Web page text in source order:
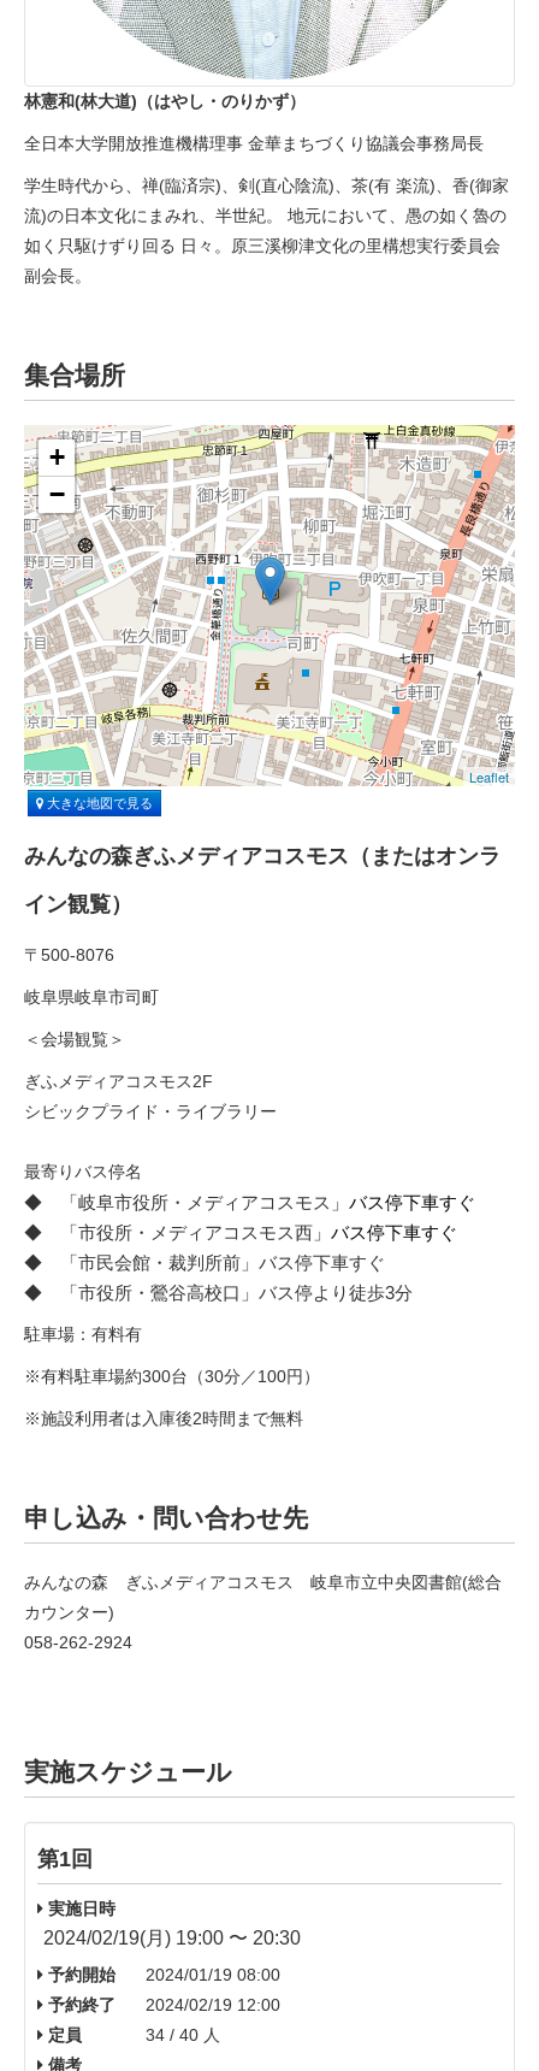
林憲和(林大道)（はやし・のりかず）
全日本大学開放推進機構理事 金華まちづくり協議会事務局長
学生時代から、禅(臨済宗)、剣(直心陰流)、茶(有 楽流)、香(御家
流)の日本文化にまみれ、半世紀。 地元において、愚の如く魯の
如く只駆けずり回る 日々。原三溪柳津文化の里構想実行委員会
副会長。
集合場所
+
−
Leaflet
大きな地図で見る
みんなの森ぎふメディアコスモス（またはオンラ
イン観覧）
〒500-8076
岐阜県岐阜市司町
＜会場観覧＞
ぎふメディアコスモス2F
シビックプライド・ライブラリー
最寄りバス停名
◆ 「岐阜市役所・メディアコスモス」 バス停下車すぐ
◆ 「市役所・メディアコスモス西」 バス停下車すぐ
◆ 「市民会館・裁判所前」バス停下車すぐ
◆ 「市役所・鶯谷高校口」バス停より徒歩3分
駐車場：有料有
※有料駐車場約300台（30分／100円）
※施設利用者は入庫後2時間まで無料
申し込み・問い合わせ先
みんなの森 ぎふメディアコスモス 岐阜市立中央図書館(総合
カウンター)
058-262-2924
実施スケジュール
第1回
実施日時
2024/02/19(月) 19:00 〜 20:30
予約開始
2024/01/19 08:00
予約終了
2024/02/19 12:00
定員
34 / 40 人
備考